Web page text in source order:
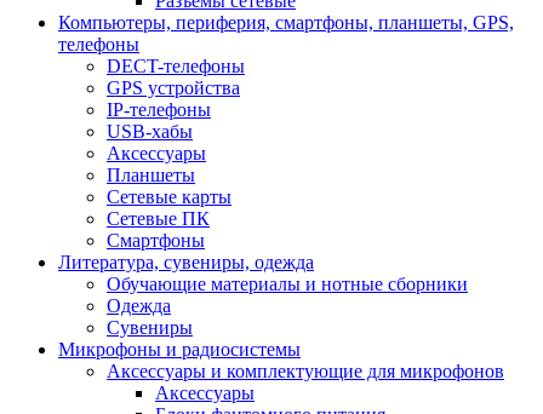
Компьютеры, периферия, смартфоны, планшеты, GPS,
телефоны
DECT-телефоны
GPS устройства
IP-телефоны
USB-хабы
Аксессуары
Планшеты
Сетевые карты
Сетевые ПК
Смартфоны
Литература, сувениры, одежда
Обучающие материалы и нотные сборники
Одежда
Сувениры
Микрофоны и радиосистемы
Аксессуары и комплектующие для микрофонов
Аксессуары